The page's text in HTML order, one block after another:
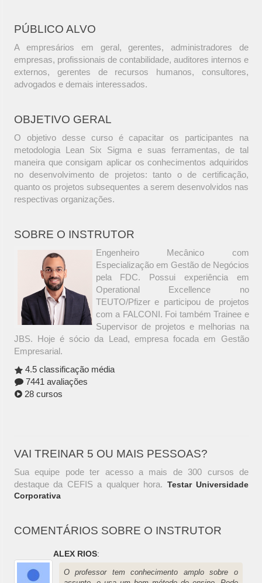
PÚBLICO ALVO
A empresários em geral, gerentes, administradores de
empresas, profissionais de contabilidade, auditores internos e
externos, gerentes de recursos humanos, consultores,
advogados e demais interessados.
OBJETIVO GERAL
O objetivo desse curso é capacitar os participantes na
metodologia Lean Six Sigma e suas ferramentas, de tal
maneira que consigam aplicar os conhecimentos adquiridos
no desenvolvimento de projetos: tanto o de certificação,
quanto os projetos subsequentes a serem desenvolvidos nas
respectivas organizações.
SOBRE O INSTRUTOR
Engenheiro Mecânico com
Especialização em Gestão de Negócios
pela FDC. Possui experiência em
Operational Excellence no
TEUTO/Pfizer e participou de projetos
com a FALCONI. Foi também Trainee e
Supervisor de projetos e melhorias na
JBS. Hoje é sócio da Lead, empresa focada em Gestão
Empresarial.
4.5 classificação média
7441 avaliações
28 cursos
VAI TREINAR 5 OU MAIS PESSOAS?
Sua equipe pode ter acesso a mais de 300 cursos de
destaque da CEFIS a qualquer hora. Testar Universidade
Corporativa
COMENTÁRIOS SOBRE O INSTRUTOR
ALEX RIOS:
O professor tem conhecimento amplo sobre o